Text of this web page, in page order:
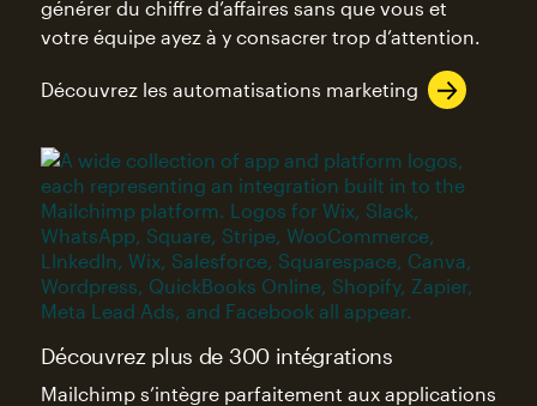
générer du chiffre d’affaires sans que vous et
votre équipe ayez à y consacrer trop d’attention.
Découvrez les automatisations marketing
Découvrez plus de 300 intégrations
Mailchimp s’intègre parfaitement aux applications